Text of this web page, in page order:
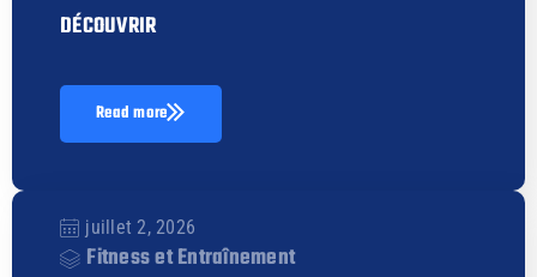
DÉCOUVRIR
Read more
juillet 2, 2026
Fitness et Entraînement